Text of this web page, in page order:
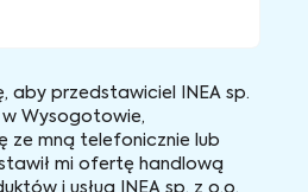
aby przedstawiciel INEA sp.
w Wysogotowie,
ze mną telefonicznie lub
mi ofertę handlową
i usług INEA sp. z o.o.